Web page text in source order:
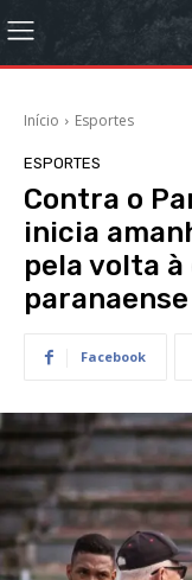
Início Esportes
ESPORTES
Contra o
inicia
pela volta
paranaense
Facebook